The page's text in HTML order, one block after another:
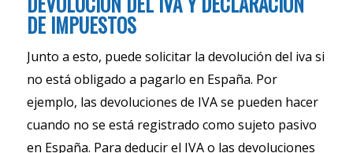
DE IMPUESTOS
Junto a esto, puede solicitar la devolución del iva si
no está obligado a pagarlo en España. Por
ejemplo, las devoluciones de IVA se pueden hacer
cuando no se está registrado como sujeto pasivo
en España. Para deducir el IVA o las devoluciones